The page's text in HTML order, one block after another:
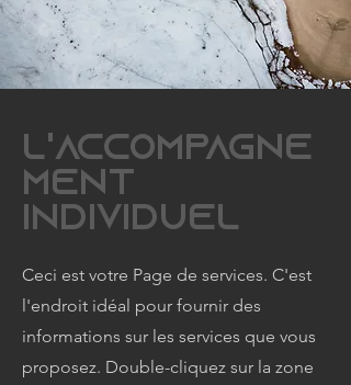
L'accompagne
ment
individuel
Ceci est votre Page de services. C'est
l'endroit idéal pour fournir des
informations sur les services que vous
proposez. Double-cliquez sur la zone